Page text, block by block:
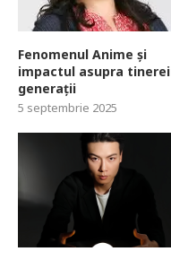
Fenomenul Anime și
impactul asupra tinerei
generații
5 septembrie 2025